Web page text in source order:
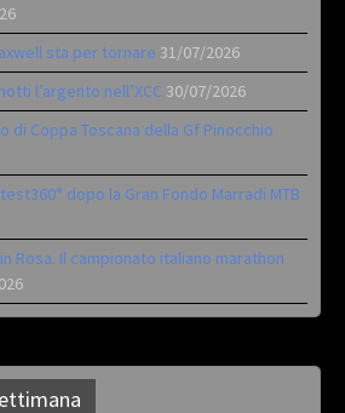
sta per tornare 31/07/2026
l’argento nell’XCC 30/07/2026
di Coppa Toscana della Gf Pinocchio
dopo la Gran Fondo Marradi MTB
Rosa. Il campionato italiano marathon